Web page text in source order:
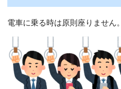
電車に乗る時は原則座りません。